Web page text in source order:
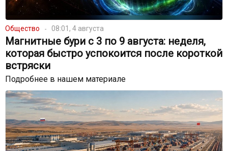
Общество 08:01, 4 августа
Магнитные бури с 3 по 9 августа: неделя,
которая быстро успокоится после короткой
встряски
Подробнее в нашем материале